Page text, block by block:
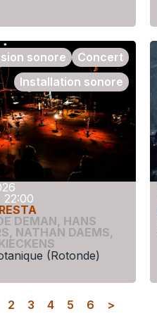
22:00
DEMAN, HANS
, NATHAN DAEMS,
(Rotonde)
Concert
sonore
Installation sonore
2 3 4 5 6 >